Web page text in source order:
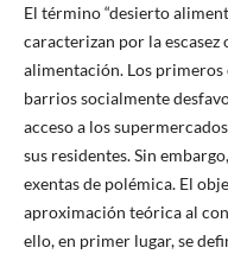
El término “desierto
caracterizan por la escasez
alimentación. Los primeros
barrios socialmente
acceso a los
sus residentes. Sin
exentas de polémica. El
aproximación teórica al
ello, en primer lugar, se